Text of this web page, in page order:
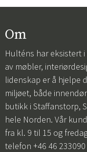
Om
Hulténs har eksistert
av møbler,
lidenskap er å hjelpe
miljøet, både
butikk i Staffanstorp,
hele Norden. Vår
fra kl. 9 til 15 og
telefon +46 46